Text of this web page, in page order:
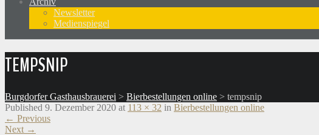
Newsletter
Medienspiegel
TEMPSNIP
Burgdorfer Gasthausbrauerei > Bierbestellungen online > tempsnip
Published 9. Dezember 2020 at 113 × 32 in Bierbestellungen online
← Previous
Next →